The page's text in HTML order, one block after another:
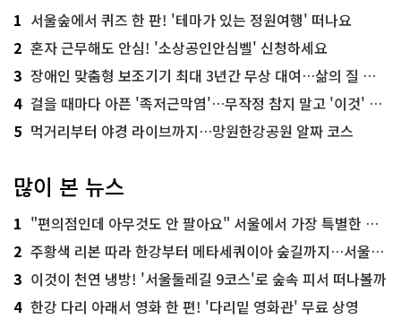
1 서울숲에서 퀴즈 한 판! '테마가 있는 정원여행' 떠나요
2 혼자 근무해도 안심! '소상공인안심벨' 신청하세요
3 장애인 맞춤형 보조기기 최대 3년간 무상 대여…삶의 질 높인다
4 걸을 때마다 아픈 '족저근막염'…무작정 참지 말고 '이것' 해보세요!
5 먹거리부터 야경 라이브까지…망원한강공원 알짜 코스
많이 본 뉴스
1 "편의점인데 아무것도 안 팔아요" 서울에서 가장 특별한 편의점의 정체
2 주황색 리본 따라 한강부터 메타세쿼이아 숲길까지…서울둘레길 15코스
3 이것이 천연 냉방! '서울둘레길 9코스'로 숲속 피서 떠나볼까
4 한강 다리 아래서 영화 한 편! '다리밑 영화관' 무료 상영